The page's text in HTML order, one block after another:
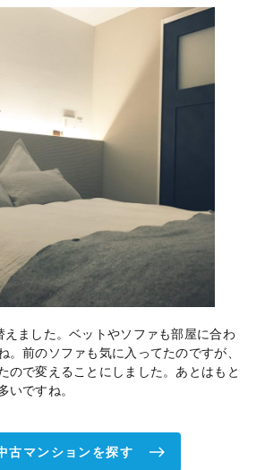
えました。ベットやソファも部屋に合わ
。前のソファも気に入ってたのですが、
ので変えることにしました。あとはもと
いですね。
古マンションを探す